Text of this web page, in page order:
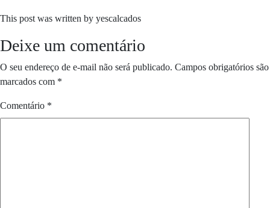
This post was written by yescalcados
Deixe um comentário
O seu endereço de e-mail não será publicado. Campos obrigatórios são
marcados com *
Comentário *